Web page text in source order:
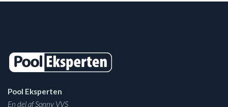
Pool Eksperten
En del af Sonny VVS